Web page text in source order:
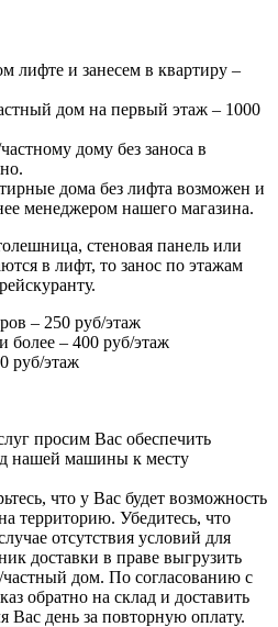
лифте и занесем в квартиру –
дом на первый этаж – 1000
дому без заноса в
дома без лифта возможен и
менеджером нашего магазина.
стеновая панель или
в лифт, то занос по этажам
– 250 руб/этаж
более – 400 руб/этаж
руб/этаж
просим Вас обеспечить
нашей машины к месту
что у Вас будет возможность
территорию. Убедитесь, что
отсутствия условий для
доставки в праве выгрузить
частный дом. По согласованию с
обратно на склад и доставить
Вас день за повторную оплату.